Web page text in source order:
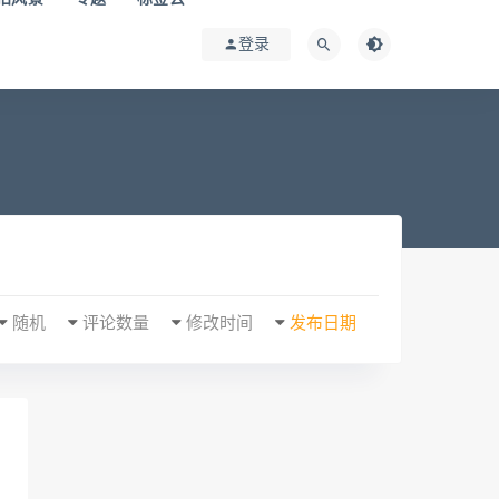
登录
发布日期
修改时间
评论数量
随机